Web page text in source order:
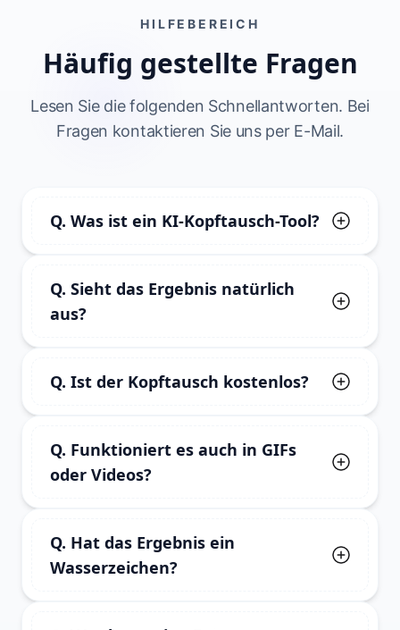
HILFEBEREICH
Häufig gestellte Fragen
Lesen Sie die folgenden Schnellantworten. Bei
Fragen kontaktieren Sie uns per E-Mail.
Q. Was ist ein KI-Kopftausch-Tool?
Ein Online-Bildbearbeitungstool, das mit
einem Klick die Köpfe von Personen in zwei
Q. Sieht das Ergebnis natürlich
aus?
Ja, das Ziel ist ein natürlicher Übergang über
Gesicht, Haare, Kieferpartie und Hals.
Q. Ist der Kopftausch kostenlos?
Ja, kostenlos online nutzbar.
Q. Funktioniert es auch in GIFs
oder Videos?
Diese Seite konzentriert sich auf Foto-
Kopftausch. Für GIFs oder Videos verwenden
Q. Hat das Ergebnis ein
Wasserzeichen?
Das Ergebnis ist für sauberes Teilen